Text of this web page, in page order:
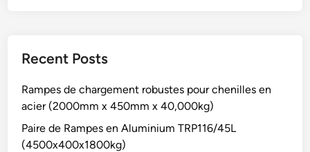
Recent Posts
Rampes de chargement robustes pour chenilles en
acier (2000mm x 450mm x 40,000kg)
Paire de Rampes en Aluminium TRP116/45L
(4500x400x1800kg)